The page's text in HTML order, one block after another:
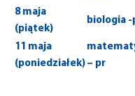
8 maja
(piątek)
biologia -
11 maja
(poniedziałek) – pr